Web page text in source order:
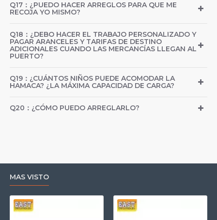
Q17：¿PUEDO HACER ARREGLOS PARA QUE ME
RECOJA YO MISMO?
Q18：¿DEBO HACER EL TRABAJO PERSONALIZADO Y
PAGAR ARANCELES Y TARIFAS DE DESTINO
ADICIONALES CUANDO LAS MERCANCÍAS LLEGAN AL
PUERTO?
Q19：¿CUÁNTOS NIÑOS PUEDE ACOMODAR LA
HAMACA? ¿LA MÁXIMA CAPACIDAD DE CARGA?
Q20：¿CÓMO PUEDO ARREGLARLO?
MAS VISTO